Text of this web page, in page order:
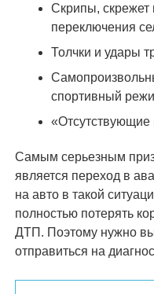
Скрипы, скрежет
переключения
Толчки и удары
спортивный
«Отсутствующие
Самым серьезным
является переход в
на авто в такой
полностью потерять
ДТП. Поэтому нужно
отправиться на